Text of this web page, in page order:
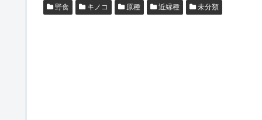
野食 キノコ 原種 近縁種 未分類